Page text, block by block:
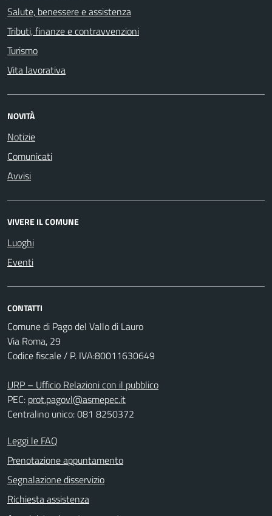
Salute, benessere e assistenza
Tributi, finanze e contravvenzioni
Turismo
Vita lavorativa
NOVITÀ
Notizie
Comunicati
Avvisi
VIVERE IL COMUNE
Luoghi
Eventi
CONTATTI
Comune di Pago del Vallo di Lauro
Via Roma, 29
Codice fiscale / P. IVA:80011630649
URP – Ufficio Relazioni con il pubblico
PEC: prot.pagovl@asmepec.it
Centralino unico: 081 8250372
Leggi le FAQ
Prenotazione appuntamento
Segnalazione disservizio
Richiesta assistenza